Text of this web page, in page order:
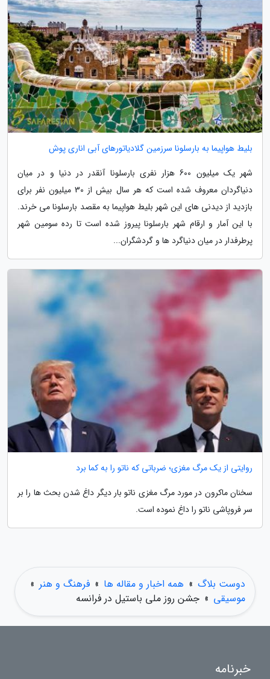
بلیط هواپیما به بارسلونا سرزمین گلادیاتورهای آبی اناری پوش
شهر یک میلیون 600 هزار نفری بارسلونا آنقدر در دنیا و در میان
دنیاگردان معروف شده است که هر سال بیش از 30 میلیون نفر برای
بازدید از دیدنی های این شهر بلیط هواپیما به مقصد بارسلونا می خرند.
با این آمار و ارقام شهر بارسلونا پیروز شده است تا رده سومین شهر
پرطرفدار در میان دنیاگرد ها و گردشگران...
روایتی از یک مرگ مغزی؛ ضرباتی که ناتو را به کما برد
سخنان ماکرون در مورد مرگ مغزی ناتو بار دیگر داغ شدن بحث ها را بر
سر فروپاشی ناتو را داغ نموده است.
دوست بلاگ » همه اخبار و مقاله ها » فرهنگ و هنر »
موسیقی » جشن روز ملی باستیل در فرانسه
خبرنامه